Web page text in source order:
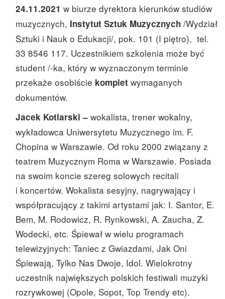
24.11.2021 w biurze dyrektora kierunków studiów
muzycznych, Instytut Sztuk Muzycznych /Wydział
Sztuki i Nauk o Edukacji/, pok. 101 (I piętro), tel.
33 8546 117. Uczestnikiem szkolenia może być
student /-ka, który w wyznaczonym terminie
przekaże osobiście komplet wymaganych
dokumentów.
Jacek Kotlarski – wokalista, trener wokalny,
wykładowca Uniwersytetu Muzycznego im. F.
Chopina w Warszawie. Od roku 2000 związany z
teatrem Muzycznym Roma w Warszawie. Posiada
na swoim koncie szereg solowych recitali
i koncertów. Wokalista sesyjny, nagrywający i
współpracujący z takimi artystami jak: I. Santor, E.
Bem, M. Rodowicz, R. Rynkowski, A. Zaucha, Z.
Wodecki, etc. Śpiewał w wielu programach
telewizyjnych: Taniec z Gwiazdami, Jak Oni
Śpiewają, Tylko Nas Dwoje, Idol. Wielokrotny
uczestnik największych polskich festiwali muzyki
rozrywkowej (Opole, Sopot, Top Trendy etc).